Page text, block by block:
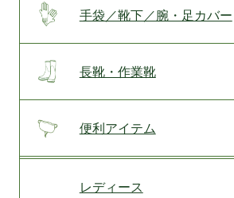
手袋／靴下／腕・足カバー
長靴・作業靴
便利アイテム
レディース